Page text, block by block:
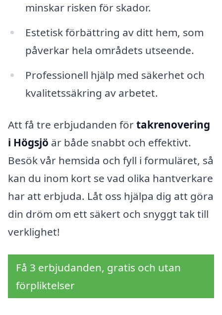
minskar risken för skador.
Estetisk förbättring av ditt hem, som
påverkar hela områdets utseende.
Professionell hjälp med säkerhet och
kvalitetssäkring av arbetet.
Att få tre erbjudanden förtakrenovering
i Högsjö är både snabbt och effektivt.
Besök vår hemsida och fyll i formuläret, så
kan du inom kort se vad olika hantverkare
har att erbjuda. Låt oss hjälpa dig att göra
din dröm om ett säkert och snyggt tak till
verklighet!
Få 3 erbjudanden, gratis och utan
förpliktelser